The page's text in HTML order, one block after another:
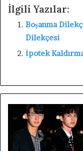
İlgili Yazılar:
Boşanma
Dilekçesi
İpotek